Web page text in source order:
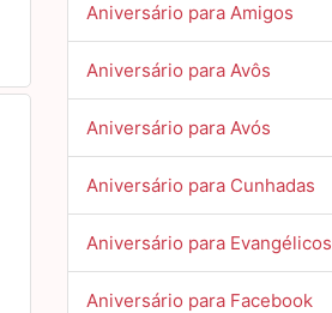
Aniversário para Amigos
Aniversário para Avôs
Aniversário para Avós
Aniversário para Cunhadas
Aniversário para Evangélicos
Aniversário para Facebook